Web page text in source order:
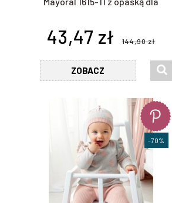
43,47 zł 144,90 zł
ZOBACZ
-70%